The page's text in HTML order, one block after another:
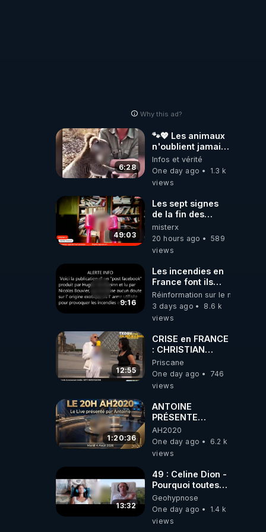
Why this ad?
6:28
🐾💖 Les animaux
n'oublient jamais
ceux qu'ils
aiment… 🥹❤️
Infos et vérité
One day ago
1.3 k
views
49:03
Les sept signes
de la fin des
temps selon
l’intervenant
misterx
20 hours ago
589
views
9:16
Les incendies en
France font ils
partie d' un plan
qui aurait débuté
le 11 septembre
Réinformation sur le monde
3 days ago
8.6 k
views
12:55
CRISE en FRANCE
: CHRISTIAN
COTTEN FAIT une
étrange
découverte
Priscane
One day ago
746
views
1:20:36
ANTOINE
PRÉSENTE
AH2020 LE LIVE
20H ***DU
04/08/2026***
RÉVEIL EST EN
MARCHE 📷
AH2020
One day ago
6.2 k
views
13:32
49 : Celine Dion -
Pourquoi toutes
ces rumeurs ?
Enquête sous
hypnose
Geohypnose
One day ago
1.4 k
views